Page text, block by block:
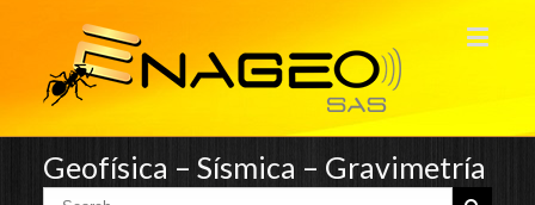
Geofísica – Sísmica – Gravimetría